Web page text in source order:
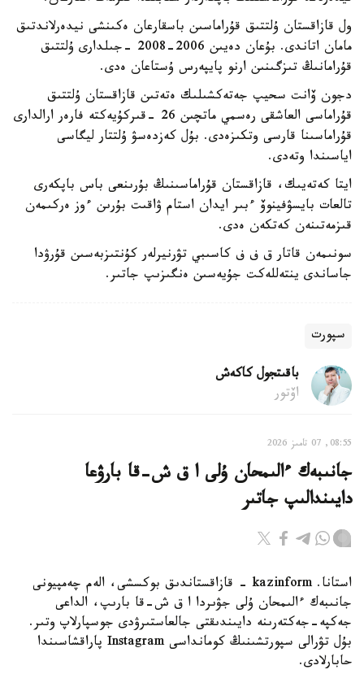
ول قازاقستان ۇلتتىق قۇراماسىن باسقارعان ەكىنشى نيدەرلاندتىق
مامان اتاندى. بۇعان دەيىن 2006-2008 -جىلدارى ۇلتتىق
قۇرامانىڭ تىزگىنىن ارنو پايپەرس ۇستاعان ەدى.
دجون ۆانت سحيپ جەتەكشىلىك ەتەتىن قازاقستان ۇلتتىق
قۇراماسى العاشقى رەسمي ماتچىن 26 -قىركۇيەكتە فارەر ارالدارى
قۇراماسىنا قارسى وتكىزەدى. بۇل كەزدەسۋ ۇلتتار ليگاسى
اياسىندا وتەدى.
ايتا كەتەيىك، قازاقستان قۇراماسىنىڭ بۇرىنعى باس باپكەرى
تالعات بايسۋفينوۆ ءبىر ايدان استام ۋاقىت بۇرىن ءوز ەركىمەن
قىزمەتىنەن كەتكەن ەدى.
سونىمەن قاتار ق ف ف كاسىبي تۋرنيرلەر كۇنتىزبەسىن قۇرۋدا
جاساندى ينتەللەكت جۇيەسىن ەنگىزىپ جاتىر.
سپورت
باقىتجول كاكەش
اۆتور
08:55, 07 تامىز 2026
جانىبەك ءالىمحان ۇلى ا ق ش-قا بارۋعا
دايىندالىپ جاتىر
استانا. kazinform - قازاقستاندىق بوكسشى، الەم چەمپيونى
جانىبەك ءالىمحان ۇلى جۋىردا ا ق ش-قا بارىپ، الداعى
جەكپە-جەكتەرىنە دايىندىقتى جالعاستىرۋدى جوسپارلاپ وتىر.
بۇل تۋرالى سپورتشىنىڭ كومانداسى Instagram پاراقشاسىندا
حابارلادى.